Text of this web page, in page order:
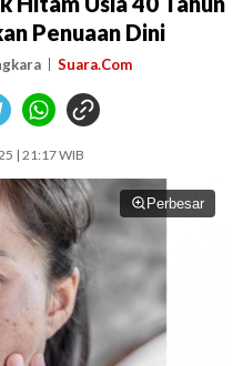
Penuaan Dini
Suara.Com
| 21:17 WIB
Perbesar